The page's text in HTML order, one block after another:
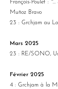
François-Poulet : "…
Muñoz Bravo​
23 : Grchjam au
Mars 2025
23 : RE/SONO,
Février 2025
4 : Grchjam à la